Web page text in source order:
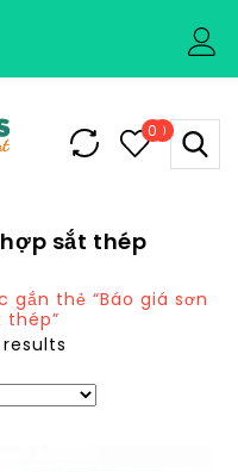
0
0
sắt thép
gắn thẻ “Báo giá sơn
thép”